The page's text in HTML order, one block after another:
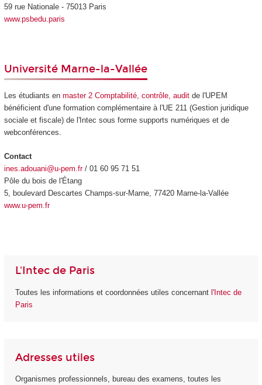
59 rue Nationale - 75013 Paris
www.psbedu.paris
Université Marne-la-Vallée
Les étudiants en master 2 Comptabilité, contrôle, auditde l'UPEM
bénéficient d'une formation complémentaire à l'UE 211 (Gestion juridique
sociale et fiscale) de l'Intec sous forme supports numériques et de
webconférences.
Contact
ines.adouani@u-pem.fr/ 01 60 95 71 51
Pôle du bois de l'Étang
5, boulevard Descartes Champs-sur-Marne, 77420 Marne-la-Vallée
www.u-pem.fr
L'Intec de Paris
Toutes les informations et coordonnées utiles concernant l'Intec de
Paris
Adresses utiles
Organismes professionnels, bureau des examens, toutes les